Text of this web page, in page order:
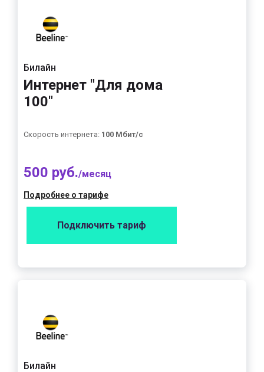
Билайн
Интернет "Для дома
100"
Скорость интернета: 100 Мбит/с
500 руб./месяц
Подробнее о тарифе
Подключить тариф
Билайн